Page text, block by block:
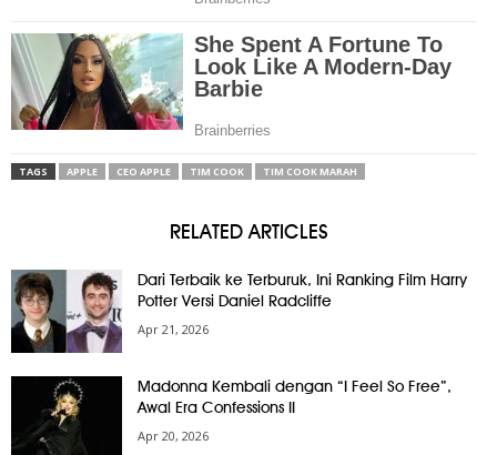
TAGS APPLE CEO APPLE TIM COOK TIM COOK MARAH
RELATED ARTICLES
Dari Terbaik ke Terburuk, Ini Ranking Film Harry
Potter Versi Daniel Radcliffe
Apr 21, 2026
Madonna Kembali dengan “I Feel So Free”,
Awal Era Confessions II
Apr 20, 2026